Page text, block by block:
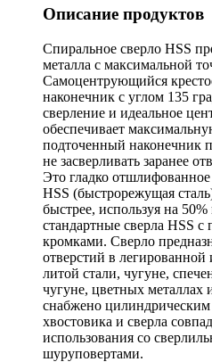
Описание продуктов
Спиральное сверло HSS
металла с максимальной
Самоцентрующийся
наконечник с углом 135
сверление и идеальное
обеспечивает
подточенный наконечник
не засверливать заранее
Это гладко отшлифованное
HSS (быстрорежущая
быстрее, используя на
стандартные сверла HSS
кромками. Сверло
отверстий в легированной
литой стали, чугуне,
чугуне, цветных металлах
снабжено
хвостовика и сверла
использования со
шуруповертами.